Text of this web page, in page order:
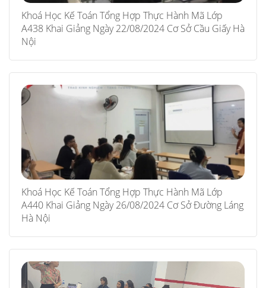
Khoá Học Kế Toán Tổng Hợp Thực Hành Mã Lớp
A438 Khai Giảng Ngày 22/08/2024 Cơ Sở Cầu Giấy Hà
Nội
Khoá Học Kế Toán Tổng Hợp Thực Hành Mã Lớp
A440 Khai Giảng Ngày 26/08/2024 Cơ Sở Đường Láng
Hà Nội